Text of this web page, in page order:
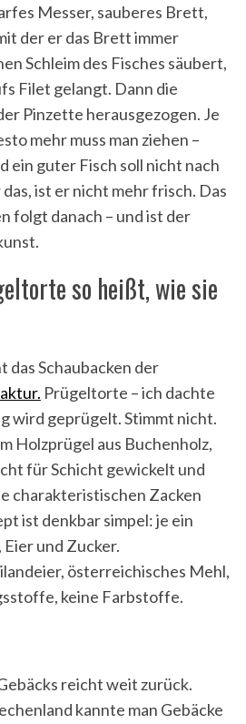
Messer, sauberes Brett,
der er das Brett immer
Schleim des Fisches säubert,
Filet gelangt. Dann die
Pinzette herausgezogen. Je
mehr muss man ziehen –
ein guter Fisch soll nicht nach
ist er nicht mehr frisch. Das
folgt danach – und ist der
so heißt, wie sie
das Schaubacken der
Prügeltorte – ich dachte
wird geprügelt. Stimmt nicht.
Holzprügel aus Buchenholz,
für Schicht gewickelt und
charakteristischen Zacken
ist denkbar simpel: je ein
und Zucker.
österreichisches Mehl,
keine Farbstoffe.
reicht weit zurück.
kannte man Gebäcke